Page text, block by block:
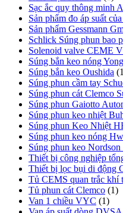
Sạc ắc quy thông minh
Sản phẩm đo áp suất
Sản phẩm Gessmann
Schlick Súng phun bao
Solenoid valve CEME
Súng bắn keo nóng
Súng bắn keo Oushida
Súng phun cầm tay
Súng phun cát Clemco
Súng phun Gaiotto
Súng phun keo nhiệt
Súng phun Keo Nhiệt
Súng phun keo nóng
Súng phun keo
Thiết bị công nghiệp
Thiết bị lọc bụi di động
Tủ CEMS quan trắc khí
Tủ phun cát Clemco (1)
Van 1 chiều VYC (1)